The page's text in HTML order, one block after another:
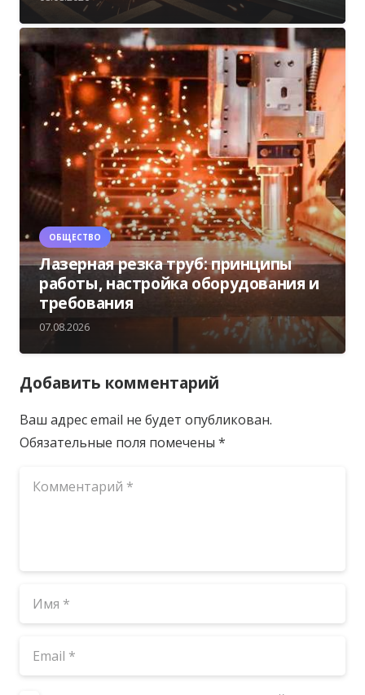
ОБЩЕСТВО
Лазерная резка труб: принципы
работы, настройка оборудования и
требования
07.08.2026
Добавить комментарий
Ваш адрес email не будет опубликован.
Обязательные поля помечены *